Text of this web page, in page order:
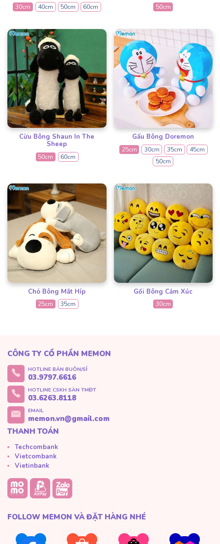
30cm 40cm 50cm 60cm 50cm
Cừu Bông Shaun In The
Sheep
50cm 60cm
Gấu Bông Doremon
25cm 30cm 35cm
45cm
50cm
Chó Bông Mắt Híp
25cm 35cm
Gối Bông Cảm Xúc
30cm
CÔNG TY CỔ PHẦN MEMON
HOTLINE BÁN BUÔN/SỈ
03.9797.6616
HOTLINE CSKH SÀN TMĐT
03.6263.8118
EMAIL
memon.vn@gmail.com
THANH TOÁN
Techcombank
Vietcombank
Vietinbank
FOLLOW MEMON VÀ ĐẶT HÀNG NHÉ